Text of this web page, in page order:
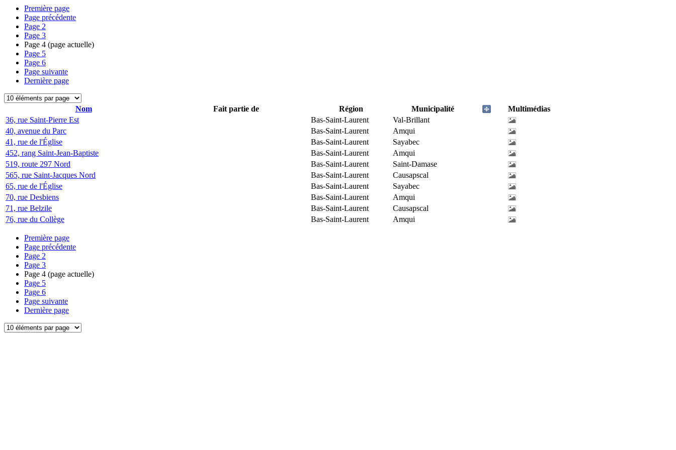
Première page
Page précédente
Page 2
Page 3
Page 4 (page actuelle)
Page 5
Page 6
Page suivante
Dernière page
Nom Fait partie de Région Municipalité
Multimédias
36, rue Saint-Pierre Est
Bas-Saint-Laurent
Val-Brillant
40, avenue du Parc
Bas-Saint-Laurent
Amqui
41, rue de l'Église
Bas-Saint-Laurent
Sayabec
452, rang Saint-Jean-Baptiste
Bas-Saint-Laurent
Amqui
519, route 297 Nord
Bas-Saint-Laurent
Saint-Damase
565, rue Saint-Jacques Nord
Bas-Saint-Laurent
Causapscal
65, rue de l'Église
Bas-Saint-Laurent
Sayabec
70, rue Desbiens
Bas-Saint-Laurent
Amqui
71, rue Belzile
Bas-Saint-Laurent
Causapscal
76, rue du Collège
Bas-Saint-Laurent Amqui
Première page
Page précédente
Page 2
Page 3
Page 4 (page actuelle)
Page 5
Page 6
Page suivante
Dernière page